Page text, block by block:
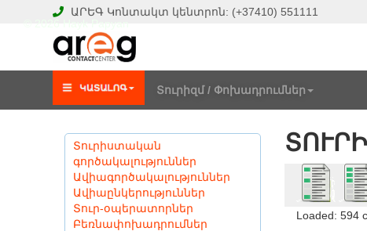
ԱՐԵԳ Կոնտակտ կենտրոն: (+37410) 551111
Տուրիզմ / Փոխադրումներ
Տուրիստական
գործակալություններ
Ավիագործակալություններ
Ավիաընկերություններ
Տուր-օպերատորներ
Բեռնափոխադրումներ
Loaded: 594